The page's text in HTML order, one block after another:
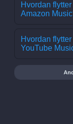
Hvordan
Amazon
Hvordan
YouTube